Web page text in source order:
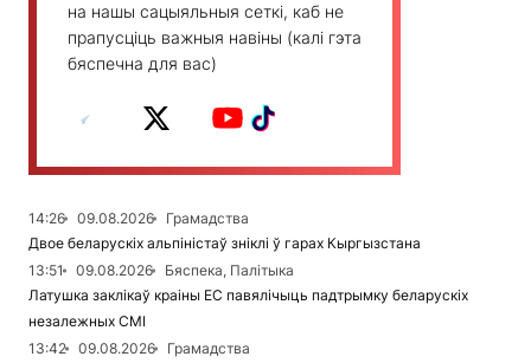
на нашы сацыяльныя сеткі, каб не
прапусціць важныя навіны (калі гэта
бяспечна для вас)
14:26 09.08.2026
Грамадства
Двое беларускіх альпіністаў зніклі ў гарах Кыргызстана
13:51
09.08.2026
Бяспека, Палітыка
Латушка заклікаў краіны ЕС павялічыць падтрымку беларускіх
незалежных СМІ
13:42
09.08.2026
Грамадства